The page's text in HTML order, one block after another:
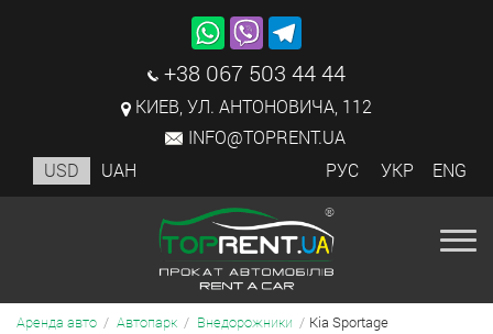
+38 067 503 44 44
КИЕВ, УЛ. АНТОНОВИЧА, 112
INFO@TOPRENT.UA
USD
UAH РУС УКР ENG
Аренда авто Автопарк Внедорожники Kia Sportage